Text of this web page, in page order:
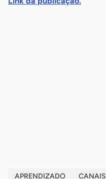
APRENDIZADO CANAIS